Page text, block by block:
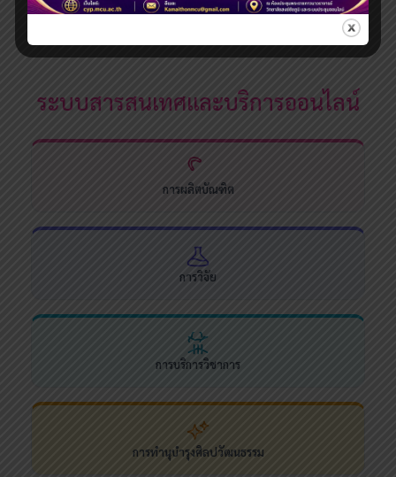
ระดับปริญญาโท
ระบบสารสนเทศและบริการออนไลน์
การผลิตบัณฑิต
การวิจัย
การบริการวิชาการ
การทำนุบำรุงศิลปวัฒนธรรม